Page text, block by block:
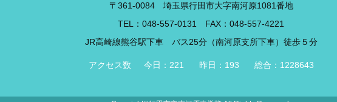
〒361-0084 埼玉県行田市大字南河原1081番地
TEL： 048-557-0131
FAX：048-557-4221
JR高崎線熊谷駅下車 バス25分（南河原支所下車）徒歩５分